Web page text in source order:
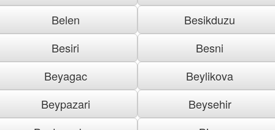
Belen
Besikduzu
Besiri
Besni
Beyagac
Beylikova
Beypazari
Beysehir